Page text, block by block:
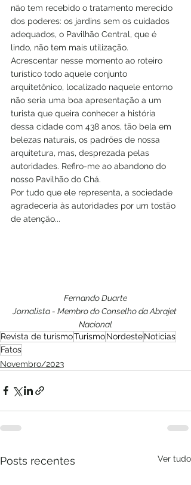
não tem recebido o tratamento merecido
dos poderes: os jardins sem os cuidados
adequados, o Pavilhão Central, que é
lindo, não tem mais utilização.
Acrescentar nesse momento ao roteiro
turístico todo aquele conjunto
arquitetônico, localizado naquele entorno
não seria uma boa apresentação a um
turista que queira conhecer a história
dessa cidade com 438 anos, tão bela em
belezas naturais, os padrões de nossa
arquitetura, mas, desprezada pelas
autoridades. Refiro-me ao abandono do
nosso Pavilhão do Chá.
Por tudo que ele representa, a sociedade
agradeceria às autoridades por um tostão
de atenção...
Fernando Duarte
Jornalista - Membro do Conselho da Abrajet
Nacional
Revista de turismoTurismoNordesteNoticias
Fatos
Novembro/2023
Posts recentes Ver tudo